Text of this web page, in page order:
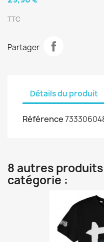
TTC
Partager
Détails du produit
Référence
8 autres
catégorie :